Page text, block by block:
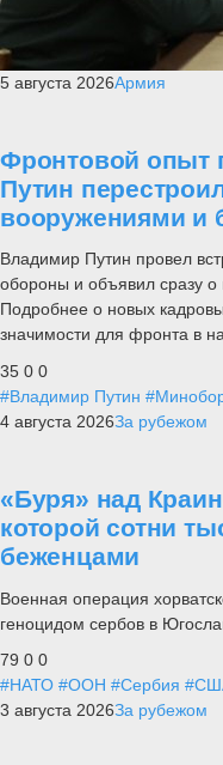
5 августа 2026Армия
Фронтовой опыт
Путин
вооружениями и
Владимир Путин провел
обороны и объявил сразу о
Подробнее о новых
значимости для фронта в
35 0 0
#Владимир Путин
4 августа 2026За рубежом
«Буря» над
которой сотни
беженцами
Военная операция
геноцидом сербов в
79 0 0
#НАТО #ООН #Сербия
3 августа 2026За рубежом